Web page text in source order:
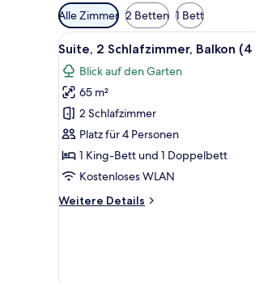
Verfügbare
Filter
für
Zimmer
Alle Zimmer 2 Betten 1 Bett
Alle
Fotos
für
Suite,
2 Schlafzimmer,
Balkon
(4
adults)
17
Suite, 2 Schlafzimmer, Balkon
Blick auf den Garten
65 m²
2 Schlafzimmer
Platz für 4 Personen
1 King-Bett und 1 Doppelbett
Kostenloses WLAN
Weitere Details
Weitere